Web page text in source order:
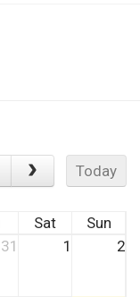
Today
Sat
Sun
31 1 2